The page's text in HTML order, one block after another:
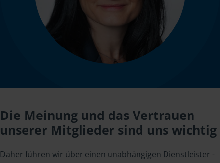
Die Meinung und das Vertrauen
unserer Mitglieder sind uns wichtig
Daher führen wir über einen unabhängigen Dienstleister -